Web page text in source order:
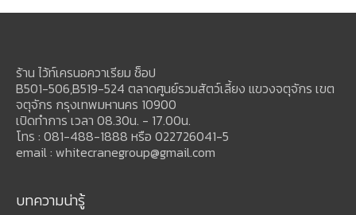
ร้าน ไว้ท์เครนอควาเรียม ช็อป
B501-506,B519-524 ตลาดศูนย์รวมสัตว์เลี้ยง แขวงจตุจักร เขต
จตุจักร กรุงเทพมหานคร 10900
เปิดทำการ เวลา 08.30น. - 17.00น.
โทร : 081-488-1888 หรือ 022726041-5
email : whitecranegroup@gmail.com
บทความน่ารู้